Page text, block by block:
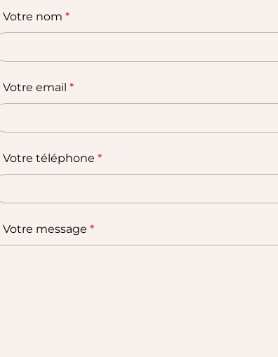
Votre nom *
Votre email *
Votre téléphone *
Votre message *